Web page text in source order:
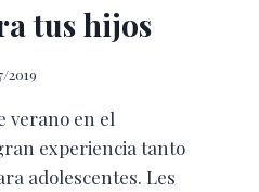
tus hijos
2019
verano en el
experiencia tanto
adolescentes. Les